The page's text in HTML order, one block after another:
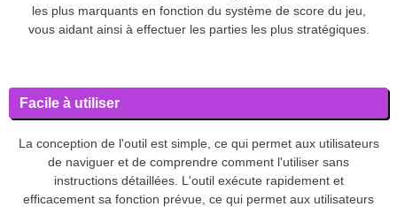
les plus marquants en fonction du système de score du jeu,
vous aidant ainsi à effectuer les parties les plus stratégiques.
Facile à utiliser
La conception de l'outil est simple, ce qui permet aux utilisateurs
de naviguer et de comprendre comment l'utiliser sans
instructions détaillées. L'outil exécute rapidement et
efficacement sa fonction prévue, ce qui permet aux utilisateurs